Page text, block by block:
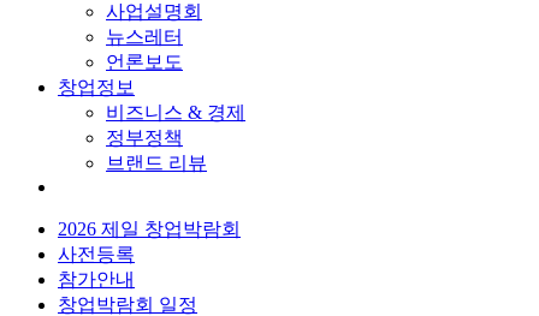
사업설명회
뉴스레터
언론보도
창업정보
비즈니스 & 경제
정부정책
브랜드 리뷰
2026 제일 창업박람회
사전등록
참가안내
창업박람회 일정